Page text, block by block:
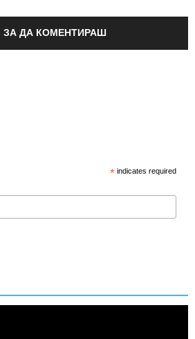
ЗА ДА КОМЕНТИРАШ
* indicates required